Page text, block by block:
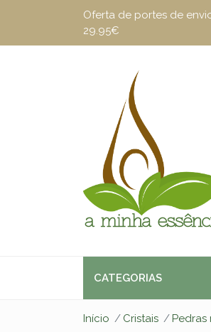
Oferta de portes de
29.95€
CATEGORIAS
Início Cristais Pedras